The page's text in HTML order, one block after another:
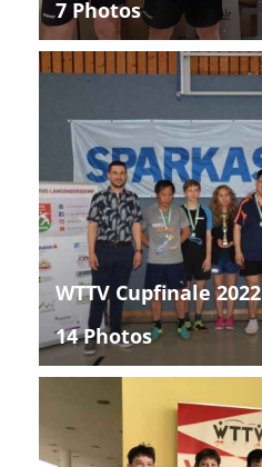
7 Photos
WTTV Cupfinale 2022
14 Photos